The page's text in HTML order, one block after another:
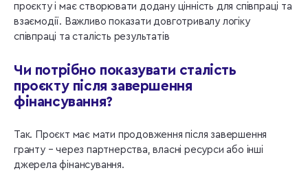
проєкту і має створювати додану цінність для співпраці та
взаємодії. Важливо показати довготривалу логіку
співпраці та сталість результатів
Чи потрібно показувати сталість
проєкту після завершення
фінансування?
Так. Проєкт має мати продовження після завершення
гранту – через партнерства, власні ресурси або інші
джерела фінансування.